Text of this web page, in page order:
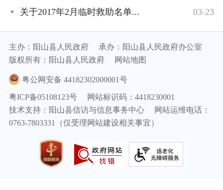
关于2017年2月临时救助名单...
03-23
主办：阳山县人民政府
承办：阳山县人民政府办公室
版权所有：阳山县人民政府
网站地图
粤公网安备 44182302000001号
粤ICP备05108123号
网站标识码：4418230001
技术支持：阳山县信访与信息事务中心
网站运维电话：
0763-7803331（仅受理网站建设相关事宜）